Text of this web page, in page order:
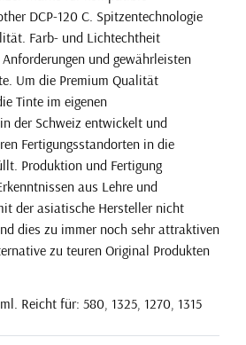
DCP-120 C. Spitzentechnologie
Farb- und Lichtechtheit
und gewährleisten
Um die Premium Qualität
Tinte im eigenen
der Schweiz entwickelt und
Fertigungsstandorten in die
Produktion und Fertigung
aus Lehre und
der asiatische Hersteller nicht
dies zu immer noch sehr attraktiven
zu teuren Original Produkten
Reicht für: 580, 1325, 1270, 1315